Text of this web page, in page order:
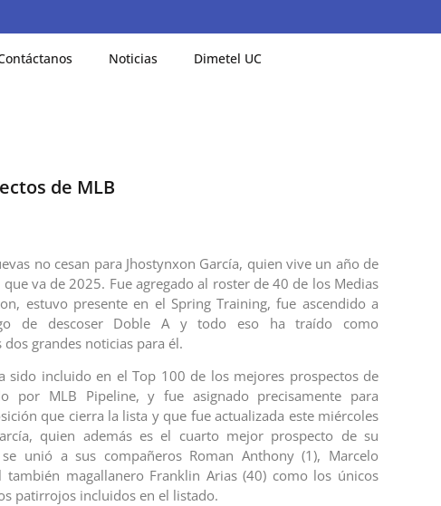
Noticias Dimetel UC
de MLB
no cesan para Jhostynxon García, quien vive un año de
va de 2025. Fue agregado al roster de 40 de los Medias
estuvo presente en el Spring Training, fue ascendido a
de descoser Doble A y todo eso ha traído como
dos grandes noticias para él.
sido incluido en el Top 100 de los mejores prospectos de
por MLB Pipeline, y fue asignado precisamente para
que cierra la lista y que fue actualizada este miércoles
quien además es el cuarto mejor prospecto de su
se unió a sus compañeros Roman Anthony (1), Marcelo
también magallanero Franklin Arias (40) como los únicos
patirrojos incluidos en el listado.